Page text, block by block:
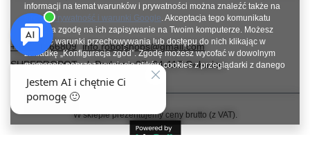
+48784966809 info.robotshops@gmail.com
SUPERROBOT,ul. Parkowa 27,64-117Gołanice
W sklepie prezentujemy ceny brutto (z VAT).
informacji na temat warunków i prywatności można znaleźć także na
stronie Prywatność i warunki Google. Akceptacja tego komunikatu
oznacza zgodę na ich zapisywanie na Twoim komputerze. Możesz
określić warunki przechowywania lub dostępu do nich klikając w
zakładkę „Konfiguracja zgód”. Zgodę możesz wycofać w dowolnym
momencie poprzez usunięcie plików cookies z przeglądarki z danego
urządzenia końcowego.
Zamknij